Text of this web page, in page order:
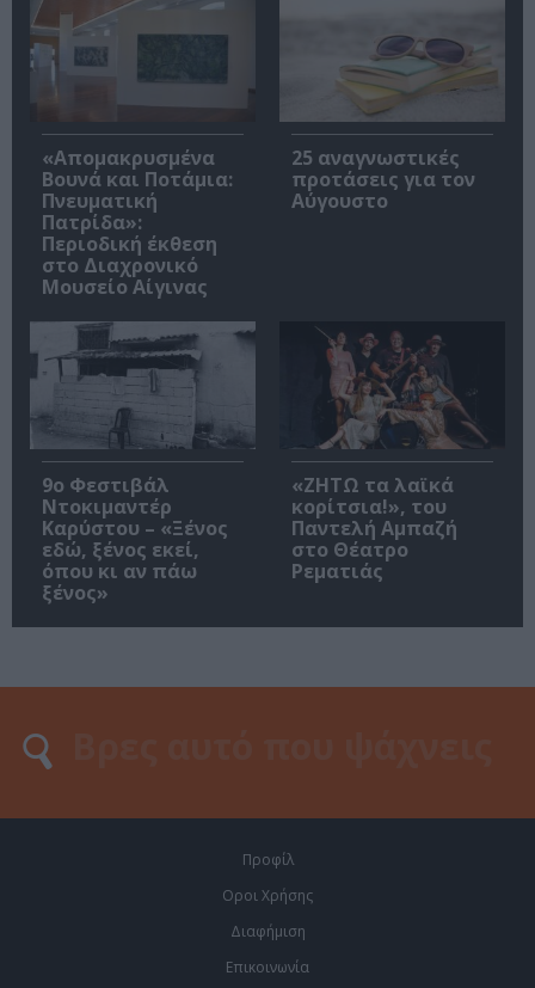
«Απομακρυσμένα
Βουνά και Ποτάμια:
Πνευματική
Πατρίδα»:
Περιοδική έκθεση
στο Διαχρονικό
Μουσείο Αίγινας
25 αναγνωστικές
προτάσεις για τον
Αύγουστο
9ο Φεστιβάλ
Ντοκιμαντέρ
Καρύστου – «Ξένος
εδώ, ξένος εκεί,
όπου κι αν πάω
ξένος»
«ΖΗΤΩ τα λαϊκά
κορίτσια!», του
Παντελή Αμπαζή
στο Θέατρο
Ρεματιάς
Προφίλ
Οροι Χρήσης
Διαφήμιση
Επικοινωνία